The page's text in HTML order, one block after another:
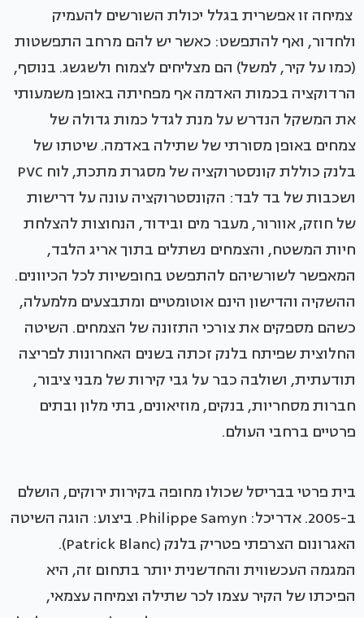
צמיחה זו אפשרית בגלל יכולת השורשים להעמיק
ולחדור, ואף להתפשט: כאשר יש להם מרחב התפשטות
(כמו על קיר, למשל) הם מצליחים לצמוח ולשגשג. בנוסף,
הרדוקציה בכמות האדמה אף מפחיתה באופן משמעותי
את המשקל הנדרש על מנת לגדל כמות גדולה של
צמחים באופן מסורתי של שתילה באדמה. שיטתו של
בלנק כוללת קונסטרוקציה של מסגרת מתכת, לוח PVC
ושכבות של בד לבד: הקונסטרוקציה עונה על דרישות
של חוזק, אוורור, מעבר מים ובידוד, הנחוצות להצלחת
חיות המשטח, והצמחים נשתלים בתוך אריג הלבד,
המאפשר לשורשיהם להתפשט בחופשיות לכל הכיוונים.
ההשקיה והדישון הינם אוטומטיים ומתבצעים מלמעלה,
כשהם מספקים את צורכי התזונה של הצמחים. השיטה
החלוצית שפיתח בלנק זכתה בשנים האחרונות לפריצה
תודעתית, ושולבה כבר על גבי קירות של מבני ציבור,
חברות מסחריות, בנקים, מוזיאונים, בתי מלון ובתים
פרטיים ברחבי העולם.
בית פרטי בבריסל שכולו מחופה בקירות ירוקים, הושלם
ב-2005. אדריכל: Philippe Samyn. ביצוע: הוגה השיטה
האגרונום הצרפתי פטריק בלנק (Patrick Blanc).
המגמה העכשווית והחדשנית יותר בתחום זה, היא
הפיכתו של הקיר עצמו לכר שתילה וצמיחה עצמאי,